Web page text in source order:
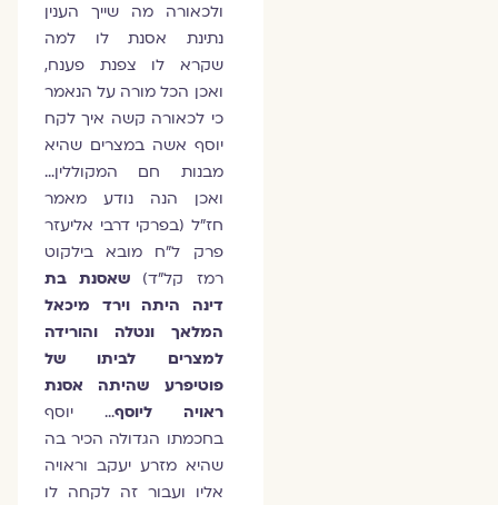
ולכאורה מה שייך הענין
נתינת אסנת לו למה
שקרא לו צפנת פענח,
ואכן הכל מורה על הנאמר
כי לכאורה קשה איך לקח
יוסף אשה במצרים שהיא
מבנות חם המקוללין…
ואכן הנה נודע מאמר
חז"ל (בפרקי דרבי אליעזר
פרק ל"ח מובא בילקוט
רמז קל"ד) שאסנת בת
דינה היתה וירד מיכאל
המלאך ונטלה והורידה
למצרים לביתו של
פוטיפרע שהיתה אסנת
ראויה ליוסף… יוסף
בחכמתו הגדולה הכיר בה
שהיא מזרע יעקב וראויה
אליו ועבור זה לקחה לו